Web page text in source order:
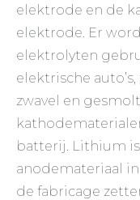
elektrode en de
elektrode. Er
elektrolyten
elektrische
zwavel en
batterij. Lithium
anodemateriaal
de fabricage